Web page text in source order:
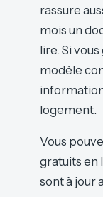
rassure
mois un
lire. Si
modèle
logement.
Vous
gratuits en
sont à jour